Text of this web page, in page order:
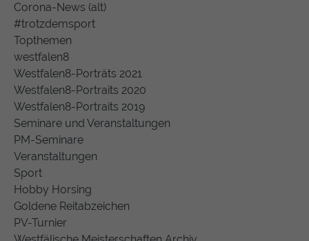
Corona-News (alt)
#trotzdemsport
Topthemen
westfalen8
Westfalen8-Porträts 2021
Westfalen8-Portraits 2020
Westfalen8-Portraits 2019
Seminare und Veranstaltungen
PM-Seminare
Veranstaltungen
Sport
Hobby Horsing
Goldene Reitabzeichen
PV-Turnier